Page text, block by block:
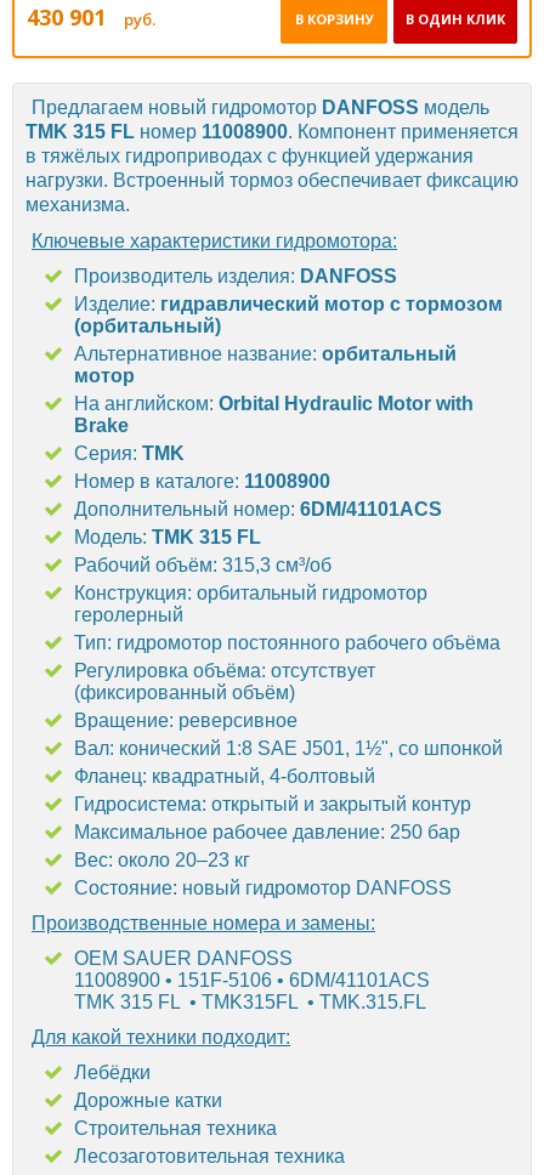
430 901 руб. В ОДИН КЛИК
В КОРЗИНУ
Предлагаем новый гидромотор DANFOSS модель
TMK 315 FL номер 11008900. Компонент применяется
в тяжёлых гидроприводах с функцией удержания
нагрузки. Встроенный тормоз обеспечивает фиксацию
механизма.
Ключевые характеристики гидромотора:
Производитель изделия: DANFOSS
Изделие: гидравлический мотор с тормозом
(орбитальный)
Альтернативное название: орбитальный
мотор
На английском: Orbital Hydraulic Motor with
Brake
Серия: TMK
Номер в каталоге: 11008900
Дополнительный номер: 6DM/41101ACS
Модель: TMK 315 FL
Рабочий объём: 315,3 см³/об
Конструкция: орбитальный гидромотор
геролерный
Тип: гидромотор постоянного рабочего объёма
Регулировка объёма: отсутствует
(фиксированный объём)
Вращение: реверсивное
Вал: конический 1:8 SAE J501, 1½", со шпонкой
Фланец: квадратный, 4-болтовый
Гидросистема: открытый и закрытый контур
Максимальное рабочее давление: 250 бар
Вес: около 20–23 кг
Состояние: новый гидромотор DANFOSS
Производственные номера и замены:
OEM SAUER DANFOSS
11008900 • 151F-5106 • 6DM/41101ACS
TMK 315 FL • TMK315FL • TMK.315.FL
Для какой техники подходит:
Лебёдки
Дорожные катки
Строительная техника
Лесозаготовительная техника